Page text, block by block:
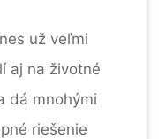
už veľmi
aj na životné
dá mnohými
riešenie